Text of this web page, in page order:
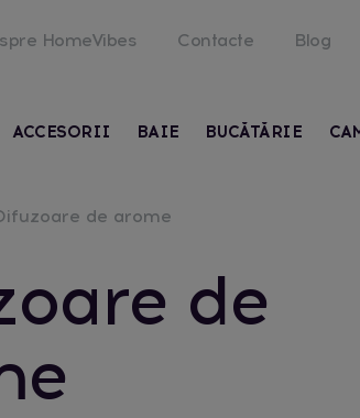
HomeVibes Contacte Blog
ACCESORII BAIE BUCĂTĂRIE
de arome
de